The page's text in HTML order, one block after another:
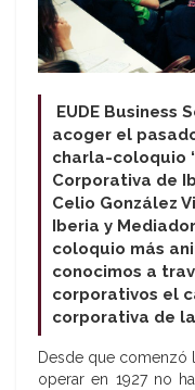
EUDE Business
acoger el
charla-coloquio
Corporativa de
Celio González
Iberia y Mediador
coloquio más
conocimos a
corporativos el
corporativa de
Desde que comenzó
operar en 1927 no